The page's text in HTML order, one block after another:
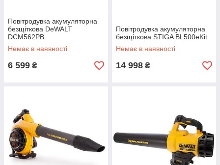
Повітродувка акумуляторна
безщіткова DeWALT
DCM562PB
Немає в наявності
6 599 ₴
Повітродувка акумуляторна
безщіткова STIGA BL500eKit
Немає в наявності
14 998 ₴